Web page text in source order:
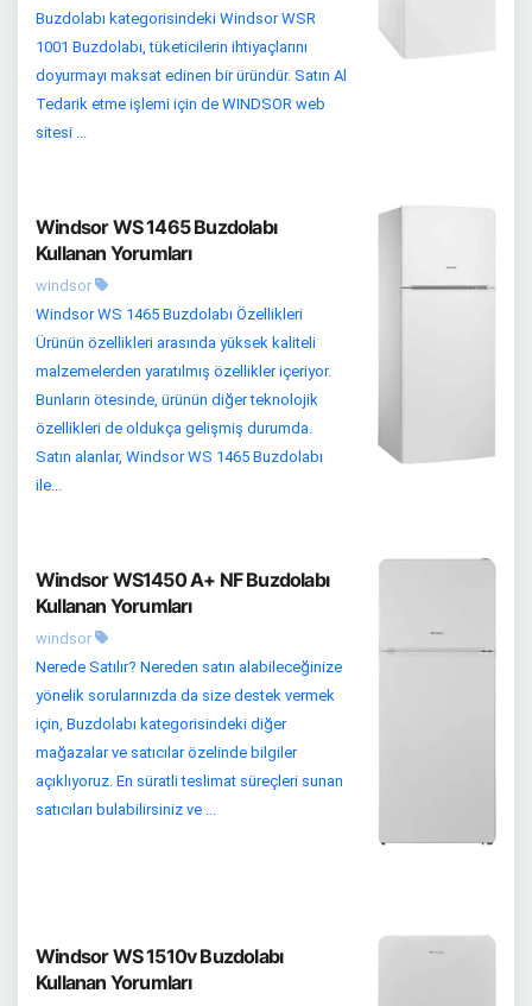
Buzdolabı kategorisindeki Windsor WSR
1001 Buzdolabı, tüketicilerin ihtiyaçlarını
doyurmayı maksat edinen bir üründür. Satın Al
Tedarik etme işlemi için de WINDSOR web
sitesi ...
Windsor WS 1465 Buzdolabı
Kullanan Yorumları
windsor
Windsor WS 1465 Buzdolabı Özellikleri
Ürünün özellikleri arasında yüksek kaliteli
malzemelerden yaratılmış özellikler içeriyor.
Bunların ötesinde, ürünün diğer teknolojik
özellikleri de oldukça gelişmiş durumda.
Satın alanlar, Windsor WS 1465 Buzdolabı
ile...
Windsor WS1450 A+ NF Buzdolabı
Kullanan Yorumları
windsor
Nerede Satılır? Nereden satın alabileceğinize
yönelik sorularınızda da size destek vermek
için, Buzdolabı kategorisindeki diğer
mağazalar ve satıcılar özelinde bilgiler
açıklıyoruz. En süratli teslimat süreçleri sunan
satıcıları bulabilirsiniz ve ...
Windsor WS 1510v Buzdolabı
Kullanan Yorumları